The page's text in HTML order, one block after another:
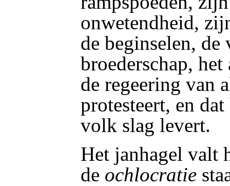
onwetendheid,
de beginselen,
broederschap, het
de regeering van
protesteert, en
volk slag levert.
Het janhagel valt
de ochlocratie